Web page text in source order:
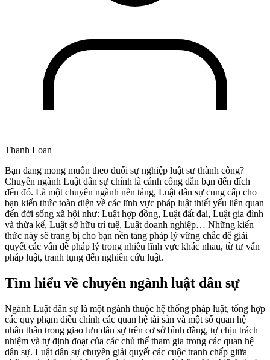
Thanh Loan
Bạn đang mong muốn theo đuổi sự nghiệp luật sư thành công?
Chuyên ngành Luật dân sự chính là cánh cổng dẫn bạn đến đích
đến đó. Là một chuyên ngành nền tảng, Luật dân sự cung cấp cho
bạn kiến thức toàn diện về các lĩnh vực pháp luật thiết yếu liên quan
đến đời sống xã hội như: Luật hợp đồng, Luật đất đai, Luật gia đình
và thừa kế, Luật sở hữu trí tuệ, Luật doanh nghiệp… Những kiến
thức này sẽ trang bị cho bạn nền tảng pháp lý vững chắc để giải
quyết các vấn đề pháp lý trong nhiều lĩnh vực khác nhau, từ tư vấn
pháp luật, tranh tụng đến nghiên cứu luật.
Tìm hiểu về chuyên ngành luật dân sự
Ngành Luật dân sự là một ngành thuộc hệ thống pháp luật, tổng hợp
các quy phạm điều chỉnh các quan hệ tài sản và một số quan hệ
nhân thân trong giao lưu dân sự trên cơ sở bình đẳng, tự chịu trách
nhiệm và tự định đoạt của các chủ thể tham gia trong các quan hệ
dân sự. Luật dân sự chuyên giải quyết các cuộc tranh chấp giữa